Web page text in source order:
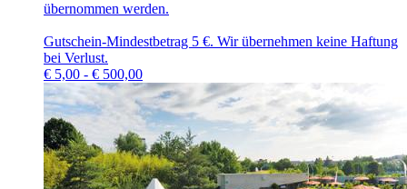
übernommen werden.
Gutschein-Mindestbetrag 5 €. Wir übernehmen keine Haftung
bei Verlust.
€ 5,00 - € 500,00